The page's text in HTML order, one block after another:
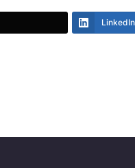
LinkedIn